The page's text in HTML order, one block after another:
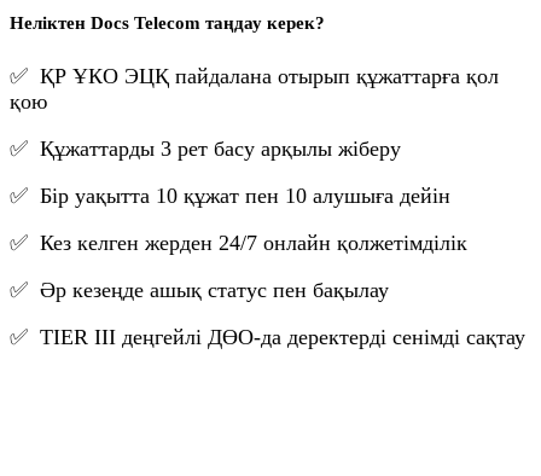
Неліктен Docs Telecom таңдау керек?
✅ ҚР ҰКО ЭЦҚ пайдалана отырып құжаттарға қол
қою
✅ Құжаттарды 3 рет басу арқылы жіберу
✅ Бір уақытта 10 құжат пен 10 алушыға дейін
✅ Кез келген жерден 24/7 онлайн қолжетімділік
✅ Әр кезеңде ашық статус пен бақылау
✅ TIER III деңгейлі ДӨО-да деректерді сенімді сақтау